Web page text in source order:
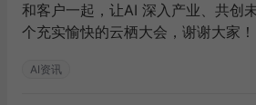
和客户一起，让AI 深入产业、共创
个充实愉快的云栖大会，谢谢大家！
AI资讯